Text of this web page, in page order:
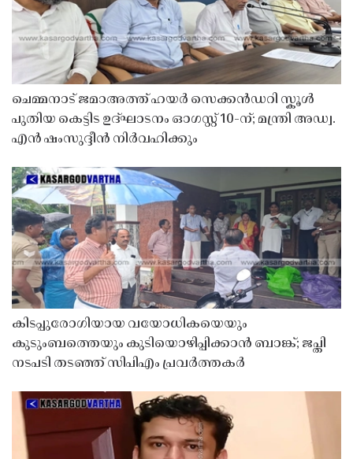
ചെമ്മനാട് ജമാഅത്ത് ഹയർ സെക്കൻഡറി സ്കൂൾ
പുതിയ കെട്ടിട ഉദ്ഘാടനം ഓഗസ്റ്റ് 10-ന്; മന്ത്രി അഡ്വ.
എൻ ഷംസുദ്ദീൻ നിർവഹിക്കും
കിടപ്പുരോഗിയായ വയോധികയെയും
കുടുംബത്തെയും കുടിയൊഴിപ്പിക്കാൻ ബാങ്ക്; ജപ്തി
നടപടി തടഞ്ഞ് സിപിഎം പ്രവർത്തകർ